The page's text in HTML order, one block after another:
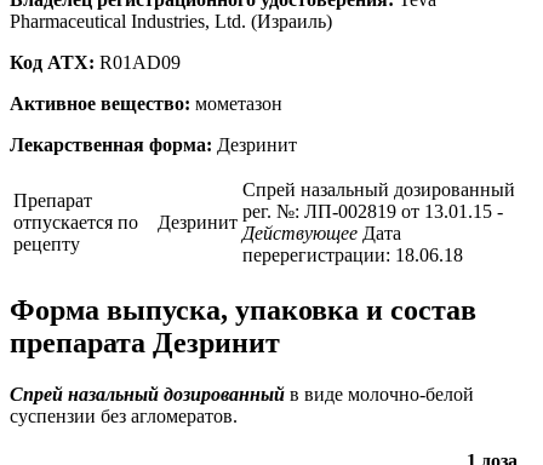
Pharmaceutical Industries, Ltd. (Израиль)
Код ATX: R01AD09
Активное вещество: мометазон
Лекарственная форма: Дезринит
Препарат
отпускается по
рецепту
Дезринит
Спрей назальный дозированный
рег. №: ЛП-002819 от 13.01.15 -
Действующее Дата
перерегистрации: 18.06.18
Форма выпуска, упаковка и состав
препарата Дезринит
Спрей назальный дозированный в виде молочно-белой
суспензии без агломератов.
1 доза